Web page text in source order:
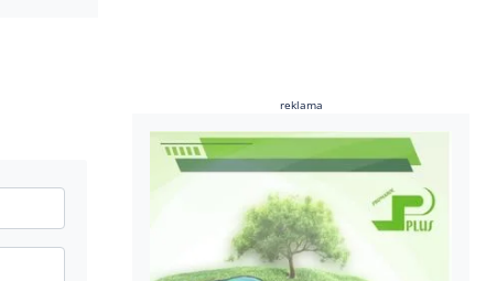
reklama